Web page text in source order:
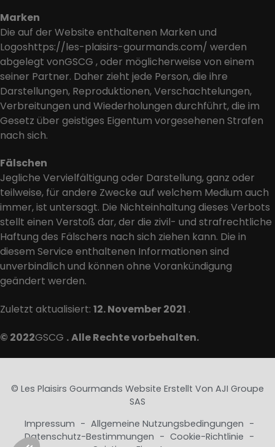
Marken
Die auf der Website enthaltenen Marken und
Logoshttps://les-plaisirs-gourmands.com/ werden
abgelegt vonGSCG , oder möglicherweise von einem
seiner Partner. Daher zieht jede Person, die ihre
Darstellungen, Reproduktionen, Verschachtelungen,
Verbreitungen und Wiederholungen durchführt, die im
Gesetz über geistiges Eigentum vorgesehenen Strafen
nach sich.
Fälschen
Jegliche Vervielfältigung oder Darstellung, ganz oder
teilweise, für andere Zwecke auf welchem Medium auch
immer, ist untersagt. Die Nichteinhaltung dieses Verbots
stellt einen Verstoß dar, der die zivil- und strafrechtliche
Haftung des Fälschers nach sich ziehen kann. Die in
diesem Service enthaltenen Informationen sind
unverbindlich und können ohne Vorankündigung
geändert werden.
Zuletzt aktualisiert: 12. November 2021 .
© 2022GSCG .Alle Rechte vorbehalten.
© Les Plaisirs Gourmands Website Erstellt Von AJI Groupe
SAS
Impressum - Allgemeine Nutzungsbedingungen -
Datenschutz-Bestimmungen - Cookie-Richtlinie -